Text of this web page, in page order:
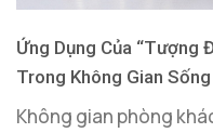
Ứng Dụng Của “Tượng
Trong Không Gian Sống
Không gian phòng